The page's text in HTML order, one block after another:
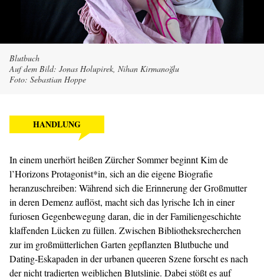
Blutbuch
Auf dem Bild: Jonas Holupirek, Nihan Kirmanoğlu
Foto: Sebastian Hoppe
HANDLUNG
In einem unerhört heißen Zürcher Sommer beginnt Kim de
l’Horizons Protagonist*in, sich an die eigene Biografie
heranzuschreiben: Während sich die Erinnerung der Großmutter
in deren Demenz auflöst, macht sich das lyrische Ich in einer
furiosen Gegenbewegung daran, die in der Familiengeschichte
klaffenden Lücken zu füllen. Zwischen Bibliotheksrecherchen
zur im großmütterlichen Garten gepflanzten Blutbuche und
Dating-Eskapaden in der urbanen queeren Szene forscht es nach
der nicht tradierten weiblichen Blutslinie. Dabei stößt es auf